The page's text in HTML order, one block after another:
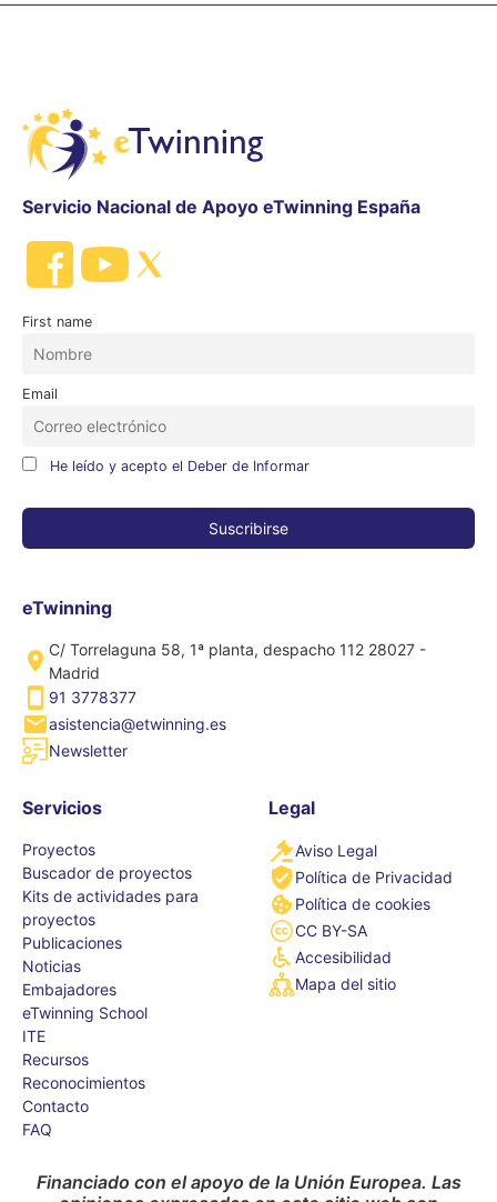
Servicio Nacional de Apoyo eTwinning España
First name
Email
He leído y acepto el Deber de Informar
eTwinning
C/ Torrelaguna 58, 1ª planta, despacho 112 28027 -
Madrid
91 3778377
asistencia@etwinning.es
Newsletter
Servicios
Proyectos
Buscador de proyectos
Kits de actividades para
proyectos
Publicaciones
Noticias
Embajadores
eTwinning School
ITE
Recursos
Reconocimientos
Contacto
FAQ
Legal
Aviso Legal
Política de Privacidad
Política de cookies
CC BY-SA
Accesibilidad
Mapa del sitio
Financiado con el apoyo de la Unión Europea. Las